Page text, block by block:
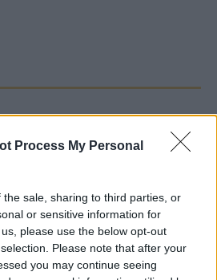
Process My Personal
sale, sharing to third parties, or
or sensitive information for
please use the below opt-out
Please note that after your
you may continue seeing
| FLASH UP 22529 Artikel